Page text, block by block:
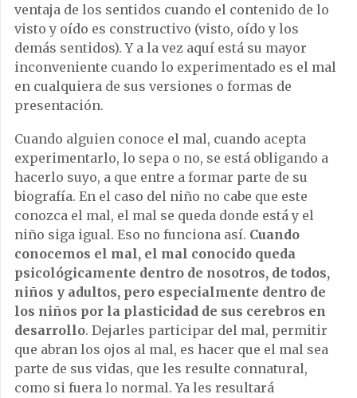
ventaja de los sentidos cuando el contenido de lo
visto y oído es constructivo (visto, oído y los
demás sentidos). Y a la vez aquí está su mayor
inconveniente cuando lo experimentado es el mal
en cualquiera de sus versiones o formas de
presentación.
Cuando alguien conoce el mal, cuando acepta
experimentarlo, lo sepa o no, se está obligando a
hacerlo suyo, a que entre a formar parte de su
biografía. En el caso del niño no cabe que este
conozca el mal, el mal se queda donde está y el
niño siga igual. Eso no funciona así. Cuando
conocemos el mal, el mal conocido queda
psicológicamente dentro de nosotros, de todos,
niños y adultos, pero especialmente dentro de
los niños por la plasticidad de sus cerebros en
desarrollo. Dejarles participar del mal, permitir
que abran los ojos al mal, es hacer que el mal sea
parte de sus vidas, que les resulte connatural,
como si fuera lo normal. Ya les resultará